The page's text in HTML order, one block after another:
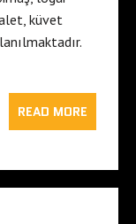
küvet
READ MORE